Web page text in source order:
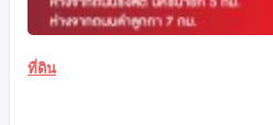
ที่ดิน